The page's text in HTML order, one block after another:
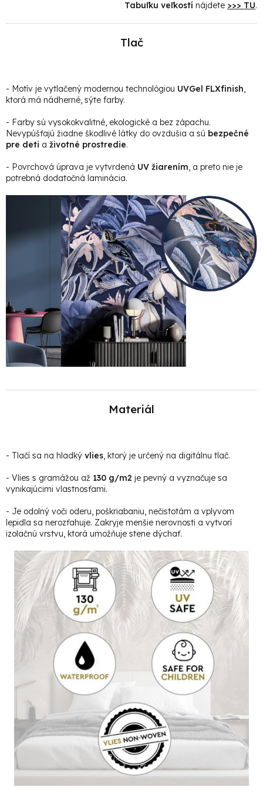
Tabuľku veľkostí nájdete >>> TU.
Tlač
- Motív je vytlačený modernou technológiou UVGel FLXfinish,
ktorá má nádherné, sýte farby.
- Farby sú vysokokvalitné, ekologické a bez zápachu.
Nevypúšťajú žiadne škodlivé látky do ovzdušia a sú bezpečné
pre deti a životné prostredie.
- Povrchová úprava je vytvrdená UV žiarením, a preto nie je
potrebná dodatočná laminácia.
Materiál
- Tlačí sa na hladký vlies, ktorý je určený na digitálnu tlač.
- Vlies s gramážou až 130 g/m2 je pevný a vyznačuje sa
vynikajúcimi vlastnosťami.
- Je odolný voči oderu, poškriabaniu, nečistotám a vplyvom
lepidla sa nerozťahuje. Zakryje menšie nerovnosti a vytvorí
izolačnú vrstvu, ktorá umožňuje stene dýchať.